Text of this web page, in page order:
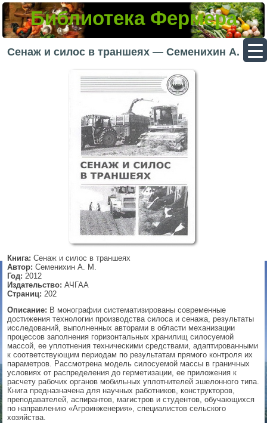
Библиотека Фермера
Сенаж и силос в траншеях — Семенихин A. M.
Книга: Сенаж и силос в траншеях
Автор: Семенихин A. M.
Год: 2012
Издательство: АЧГАА
Страниц: 202
Описание: В монографии систематизированы современные
достижения технологии производства силоса и сенажа, результаты
исследований, выполненных авторами в области механизации
процессов заполнения горизонтальных хранилищ силосуемой
массой, ее уплотнения техническими средствами, адаптированными
к соответствующим периодам по результатам прямого контроля их
параметров. Рассмотрена модель силосуемой массы в граничных
условиях от распределения до герметизации, ее приложения к
расчету рабочих органов мобильных уплотнителей эшелонного типа.
Книга предназначена для научных работников, конструкторов,
преподавателей, аспирантов, магистров и студентов, обучающихся
по направлению «Агроинженерия», специалистов сельского
хозяйства.
▼
▼
▼